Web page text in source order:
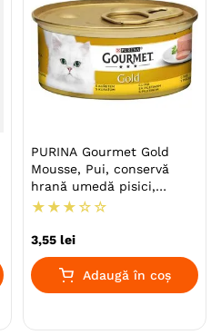
PURINA Gourmet Gold
Mousse, Pui, conservă
hrană umedă pisici,
(pate), 85g
★ ★ ★ ☆ ☆
3,55 lei
Adaugă în coș